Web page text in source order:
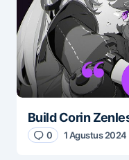
Build Corin
0 1 Agustus 2024